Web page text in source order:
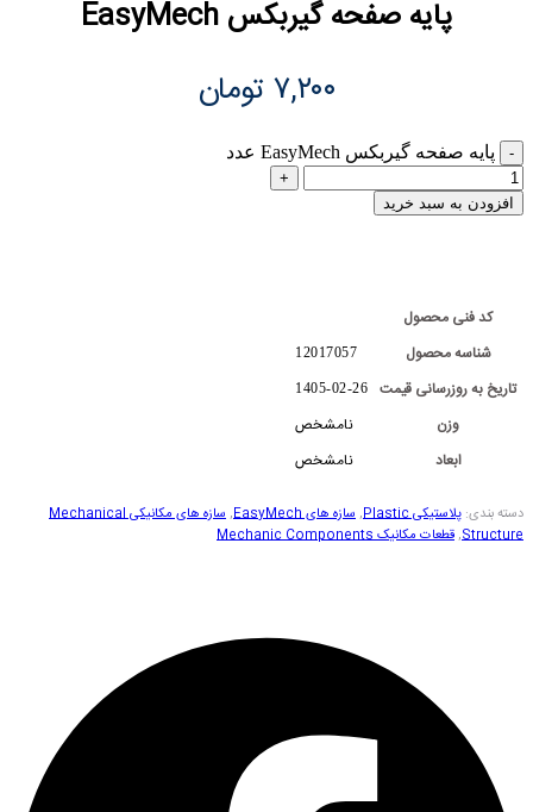
پایه صفحه گیربکس EasyMech
۷,۲۰۰ تومان
پایه صفحه گیربکس EasyMech عدد
افزودن به سبد خرید
کد فنی محصول
شناسه محصول
12017057
تاریخ به روزرسانی قیمت 1405-02-26
وزن
نامشخص
ابعاد
نامشخص
دسته بندی: پلاستیکی Plastic ,سازه های EasyMech ,
سازه های مکانیکی Mechanical
Structure
,قطعات مکانیک Mechanic Components